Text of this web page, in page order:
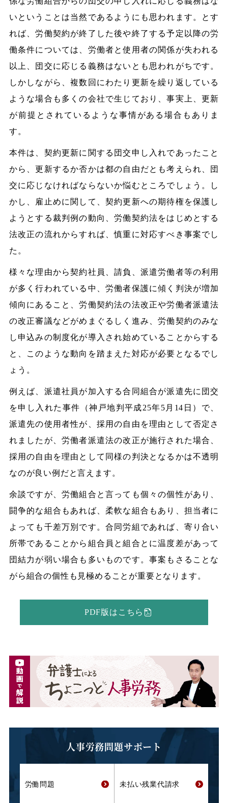
いということは当然であるようにも思われます。とす
れば、労働契約が終了した後や終了する予定以降の労
働条件については、労働者と使用者の関係が失われる
以上、団交に応じる義務はないとも思われがちです。
しかしながら、複数回にわたり更新を繰り返している
ような場合も多くの会社で生じており、事実上、更新
が前提とされているような事情がある場合もありま
す。
本件は、契約更新に関する団交申し入れであったこと
から、更新するか否かは都の自由だとも考えられ、団
交に応じなければならないか悩むところでしょう。し
かし、雇止めに関して、契約更新への期待権を保護し
ようとする裁判例の動向、労働契約法をはじめとする
法改正の流れからすれば、慎重に対応すべき事案でし
た。
様々な理由から契約社員、請負、派遣労働者等の利用
が多く行われている中、労働者保護に傾く判決が増加
傾向にあること、労働契約法の法改正や労働者派遣法
の改正審議などがめまぐるしく進み、労働契約のみな
し申込みの制度化が導入され始めていることからする
と、このような動向を踏まえた対応が必要となるでし
ょう。
例えば、派遣社員が加入する合同組合が派遣先に団交
を申し入れた事件（神戸地判平成25年5月14日）で、
派遣先の使用者性が、採用の自由を理由として否定さ
れましたが、労働者派遣法の改正が施行された場合、
採用の自由を理由として同様の判決となるかは不透明
なのが良い例だと言えます。
余談ですが、労働組合と言っても個々の個性があり、
闘争的な組合もあれば、柔軟な組合もあり、担当者に
よっても千差万別です。合同労組であれば、寄り合い
所帯であることから組合員と組合とに温度差があって
団結力が弱い場合も多いものです。事案もさることな
がら組合の個性も見極めることが重要となります。
PDF版はこちら
人事労務問題サポート
労働問題 未払い残業代請求